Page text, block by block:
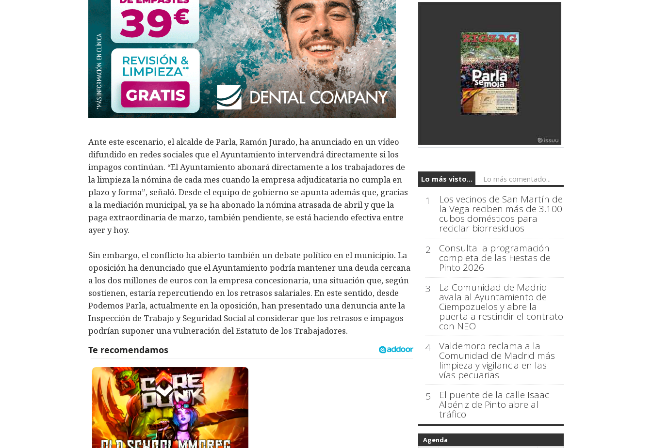
Ante este escenario, el alcalde de Parla, Ramón Jurado, ha anunciado en un vídeo
difundido en redes sociales que el Ayuntamiento intervendrá directamente si los
impagos continúan. “El Ayuntamiento abonará directamente a los trabajadores de
la limpieza la nómina de cada mes cuando la empresa adjudicataria no cumpla en
plazo y forma”, señaló. Desde el equipo de gobierno se apunta además que, gracias
a la mediación municipal, ya se ha abonado la nómina atrasada de abril y que la
paga extraordinaria de marzo, también pendiente, se está haciendo efectiva entre
ayer y hoy.
Sin embargo, el conflicto ha abierto también un debate político en el municipio. La
oposición ha denunciado que el Ayuntamiento podría mantener una deuda cercana
a los dos millones de euros con la empresa concesionaria, una situación que, según
sostienen, estaría repercutiendo en los retrasos salariales. En este sentido, desde
Podemos Parla, actualmente en la oposición, han presentado una denuncia ante la
Inspección de Trabajo y Seguridad Social al considerar que los retrasos e impagos
podrían suponer una vulneración del Estatuto de los Trabajadores.
Lo más visto... Lo más comentado...
1 Los vecinos de San Martín de
la Vega reciben más de 3.100
cubos domésticos para
reciclar biorresiduos
2
Consulta la programación
completa de las Fiestas de
Pinto 2026
3
La Comunidad de Madrid
avala al Ayuntamiento de
Ciempozuelos y abre la
puerta a rescindir el contrato
con NEO
4
Valdemoro reclama a la
Comunidad de Madrid más
limpieza y vigilancia en las
vías pecuarias
5
El puente de la calle Isaac
Albéniz de Pinto abre al
tráfico
Agenda